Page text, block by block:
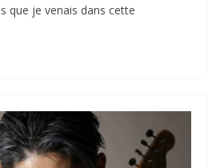
que je venais dans cette